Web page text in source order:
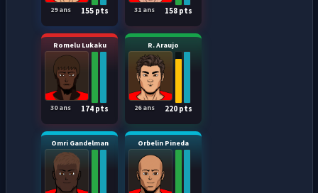
155 pts
29 ans 158 pts
31 ans
Romelu Lukaku
174 pts
30 ans
R. Araujo
220 pts
26 ans
Omri Gandelman Orbelin Pineda